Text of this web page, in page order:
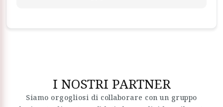
I NOSTRI PARTNER
Siamo orgogliosi di collaborare con un gruppo